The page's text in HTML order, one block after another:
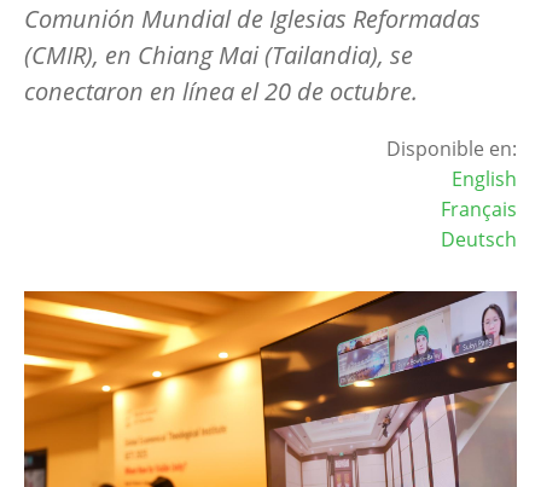
Comunión Mundial de Iglesias Reformadas
(CMIR), en Chiang Mai (Tailandia), se
conectaron en línea el 20 de octubre.
Disponible en:
English
Français
Deutsch
Image